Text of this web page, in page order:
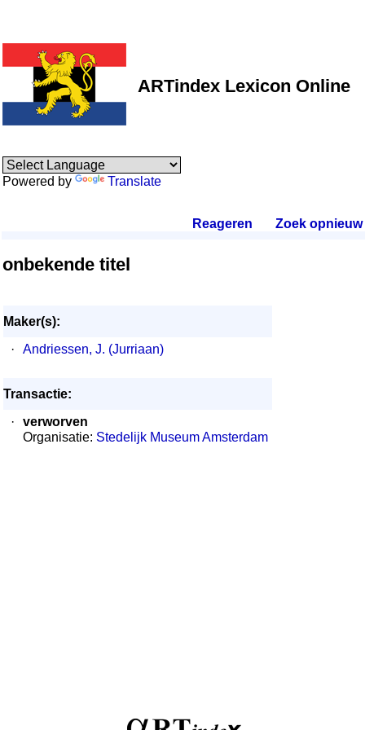
ARTindex Lexicon Online
Powered by Translate
Reageren Zoek opnieuw.
onbekende titel
Maker(s):
·
Andriessen, J. (Jurriaan)
Transactie:
·
verworven
Organisatie: Stedelijk Museum Amsterdam